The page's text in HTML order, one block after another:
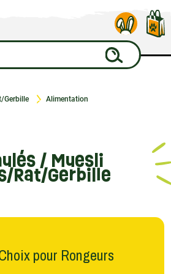
Gerbille
Alimentation
/ Muesli
Rat/Gerbille
pour Rongeurs